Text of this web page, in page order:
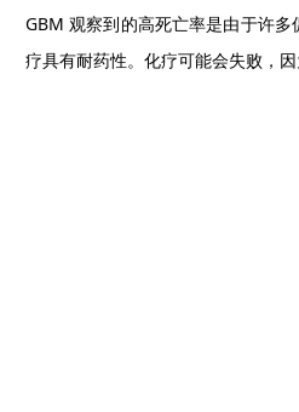
GBM 观察到的高死亡率是由于许
疗具有耐药性。化疗可能会失败，